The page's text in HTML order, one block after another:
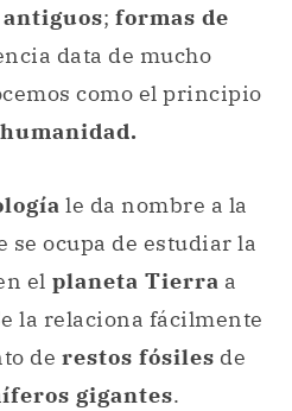
; formas de
data de mucho
como el principio
le da nombre a la
se ocupa de estudiar la
el planeta Tierra a
la relaciona fácilmente
de restos fósiles de
gigantes.